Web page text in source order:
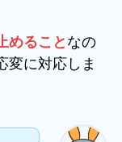
めることなの
変に対応しま